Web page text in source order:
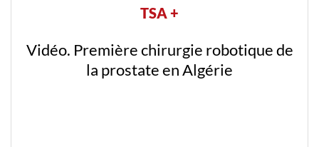
TSA +
Vidéo. Première chirurgie robotique de
la prostate en Algérie